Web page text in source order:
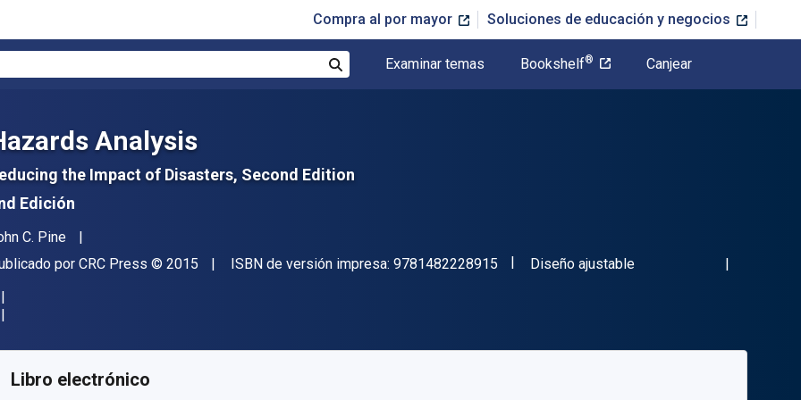
Compra al por mayor Soluciones de educación y negocios
Examinar temas Bookshelf® Canjear
Analysis
the Impact of Disasters, Second Edition
Edición
C. Pine
por CRC Press Copyright
© 2015 ISBN de versión impresa: 9781482228915 "ISBN-13 9781482228915"
Formato
Diseño ajustable
de referencia:
Libro electrónico